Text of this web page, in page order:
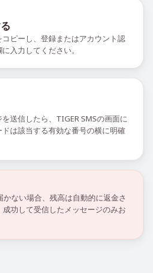
ピーし、登録またはアカウント認
入力してください。
送信したら、TIGER SMSの画面に
は該当する有効な番号の横に明確
ない場合、残高は自動的に返金さ
功して受信したメッセージのみお